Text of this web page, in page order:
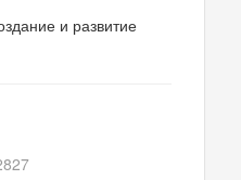
и развитие